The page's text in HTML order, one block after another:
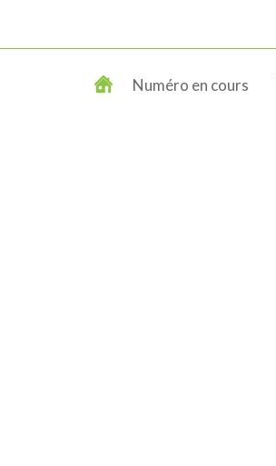
Numéro en cours